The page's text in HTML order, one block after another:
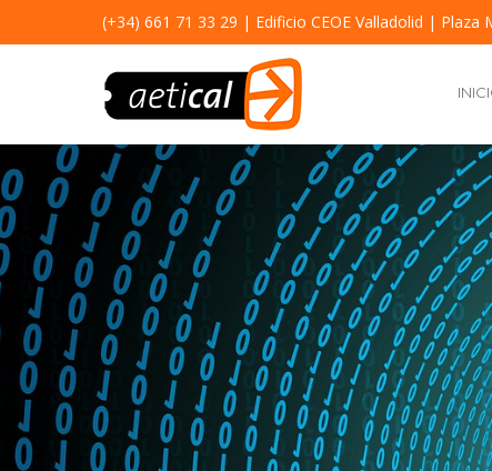
(+34) 661 71 33 29 | Edificio CEOE Valladolid | Plaza